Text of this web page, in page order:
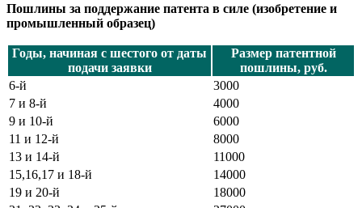
Пошлины за поддержание патента в силе (изобретение и
промышленный образец)
Годы, начиная с шестого от даты
подачи заявки
Размер патентной
пошлины, руб.
6-й
3000
7 и 8-й
4000
9 и 10-й
6000
11 и 12-й
8000
13 и 14-й
11000
15,16,17 и 18-й
14000
19 и 20-й
18000